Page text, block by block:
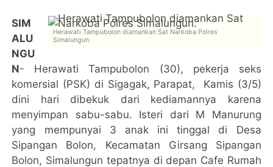
Herawati Tampubolon diamankan Sat Narkoba Polres
Simalungun.
SIM
ALU
NGU
N- Herawati Tampubolon (30), pekerja seks
komersial (PSK) di Sigagak, Parapat, Kamis (3/5)
dini hari dibekuk dari kediamannya karena
menyimpan sabu-sabu. Isteri dari M Manurung
yang mempunyai 3 anak ini tinggal di Desa
Sipangan Bolon, Kecamatan Girsang Sipangan
Bolon, Simalungun tepatnya di depan Cafe Rumah